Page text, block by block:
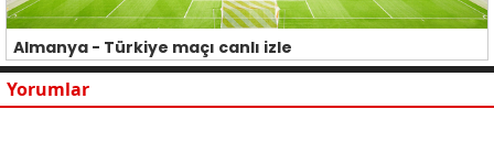
Almanya - Türkiye maçı canlı izle
Yorumlar